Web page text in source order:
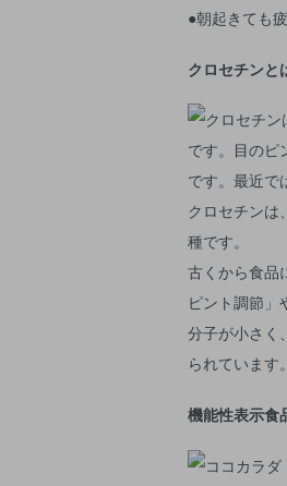
●朝起きても
クロセチンと
クロセチンは
種です。
古くから食品
ピント調節」
分子が小さく
られています。
機能性表示食